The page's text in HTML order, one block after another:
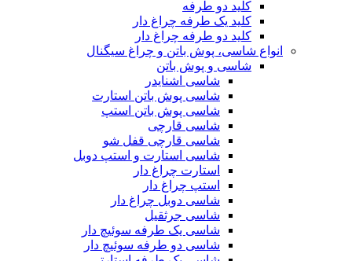
کلید دو طرفه
کلید یک طرفه چراغ دار
کلید دو طرفه چراغ دار
انواع شاسی، پوش باتن و چراغ سیگنال
شاسی و پوش باتن
شاسی اشنایدر
شاسی پوش باتن استارت
شاسی پوش باتن استپ
شاسی قارچی
شاسی قارچی قفل شو
شاسی استارت و استپ دوبل
استارت چراغ دار
استپ چراغ دار
شاسی دوبل چراغ دار
شاسی جرثقیل
شاسی یک طرفه سوئیچ دار
شاسی دو طرفه سوئیچ دار